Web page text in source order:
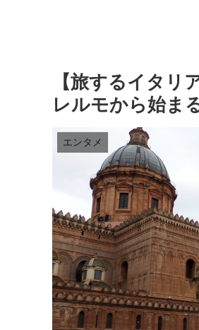
【旅するイタリ
レルモから始ま
エンタメ